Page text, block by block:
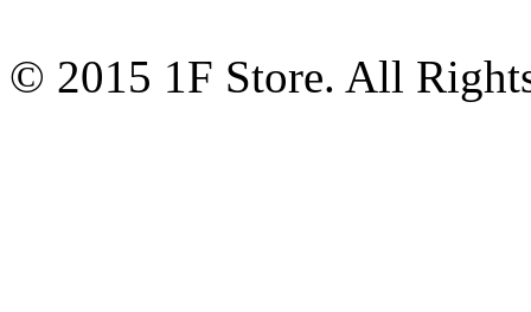
© 2015 1F Store. All